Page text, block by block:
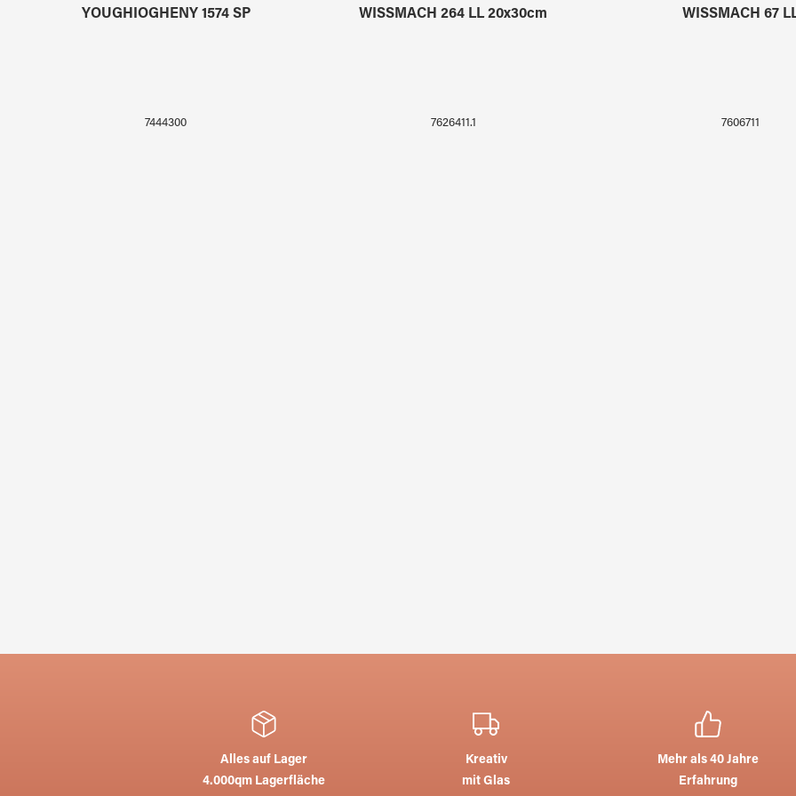
YOUGHIOGHENY 1574 SP
7444300
WISSMACH 264 LL 20x30cm
7626411.1
WISSMACH 67
7606711
Alles auf Lager
4.000qm Lagerfläche
Kreativ
mit Glas
Mehr als 40 Jahre
Erfahrung